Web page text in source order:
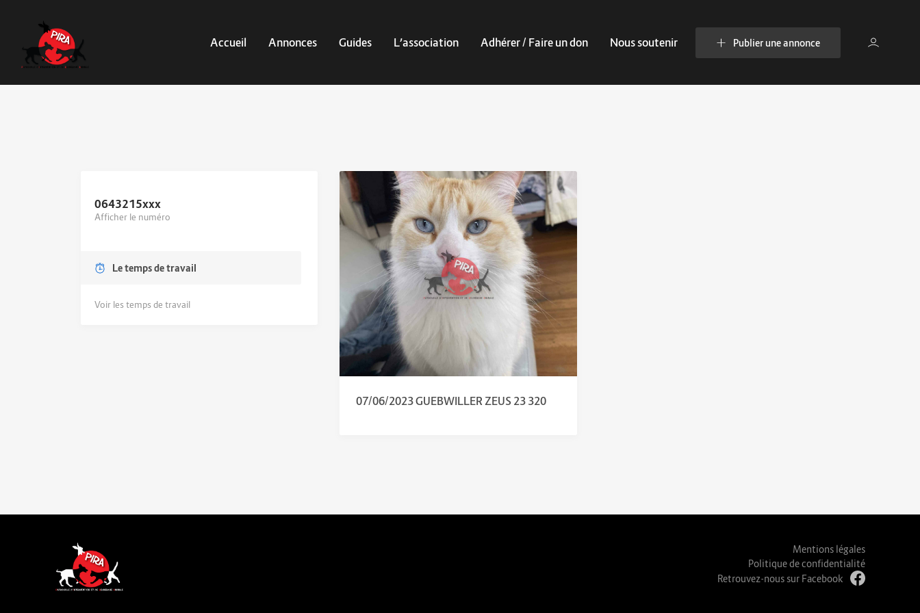
Accueil Annonces Guides L’association Adhérer / Faire un don Nous soutenir Publier une annonce
0643215xxx
Afficher le numéro
Le temps de travail
Voir les temps de travail
07/06/2023 GUEBWILLER ZEUS 23 320
Mentions légales
Politique de confidentialité
Retrouvez-nous sur Facebook